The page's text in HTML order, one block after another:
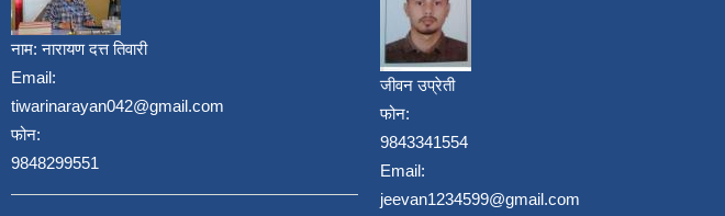
नाम:नारायण दत्त तिवारी
Email:
tiwarinarayan042@gmail.com
फोन:
9848299551
जीवन उप्रेती
फोन:
9843341554
Email:
jeevan1234599@gmail.com